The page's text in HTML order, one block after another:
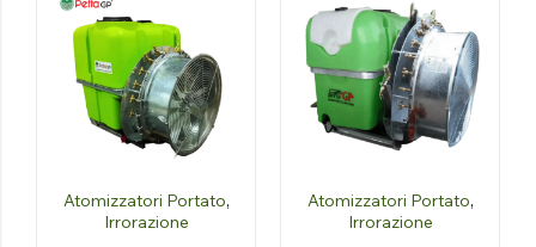
Atomizzatori Portato,
Irrorazione
Atomizzatori Portato,
Irrorazione